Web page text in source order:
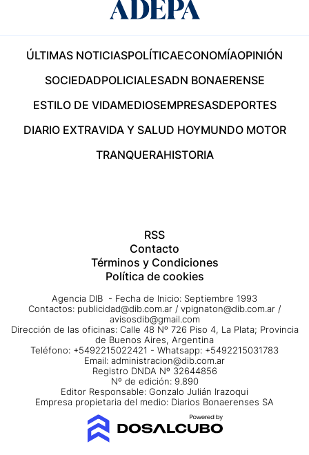
ÚLTIMAS NOTICIASPOLÍTICAECONOMÍAOPINIÓN
SOCIEDADPOLICIALESADN BONAERENSE
ESTILO DE VIDAMEDIOSEMPRESASDEPORTES
DIARIO EXTRAVIDA Y SALUD HOYMUNDO MOTOR
TRANQUERAHISTORIA
RSS
Contacto
Términos y Condiciones
Política de cookies
Agencia DIB - Fecha de Inicio: Septiembre 1993
Contactos: publicidad@dib.com.ar / vpignaton@dib.com.ar /
avisosdib@gmail.com
Dirección de las oficinas: Calle 48 Nº 726 Piso 4, La Plata; Provincia
de Buenos Aires, Argentina
Teléfono: +5492215022421 - Whatsapp: +5492215031783
Email: administracion@dib.com.ar
Registro DNDA Nº 32644856
Nº de edición: 9.890
Editor Responsable: Gonzalo Julián Irazoqui
Empresa propietaria del medio: Diarios Bonaerenses SA